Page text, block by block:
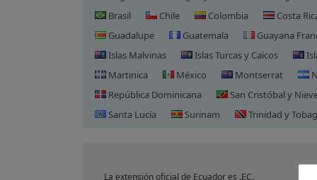
Brasil
Chile Colombia Costa
Guadalupe
Guatemala Guayana
Islas Malvinas
Islas Turcas y Caicos
Martinica
México Montserrat
República Dominicana
San Cristóbal y
Santa Lucía
Surinam Trinidad y
La extensión oficial de Ecuador es .EC.